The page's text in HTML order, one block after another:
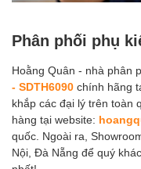
Phân phối phụ
Hoằng Quân - nhà phân
- SDTH6090 chính hãng
khắp các đại lý trên toàn
hàng tại website:
quốc. Ngoài ra,
Nội, Đà Nẵng để quý